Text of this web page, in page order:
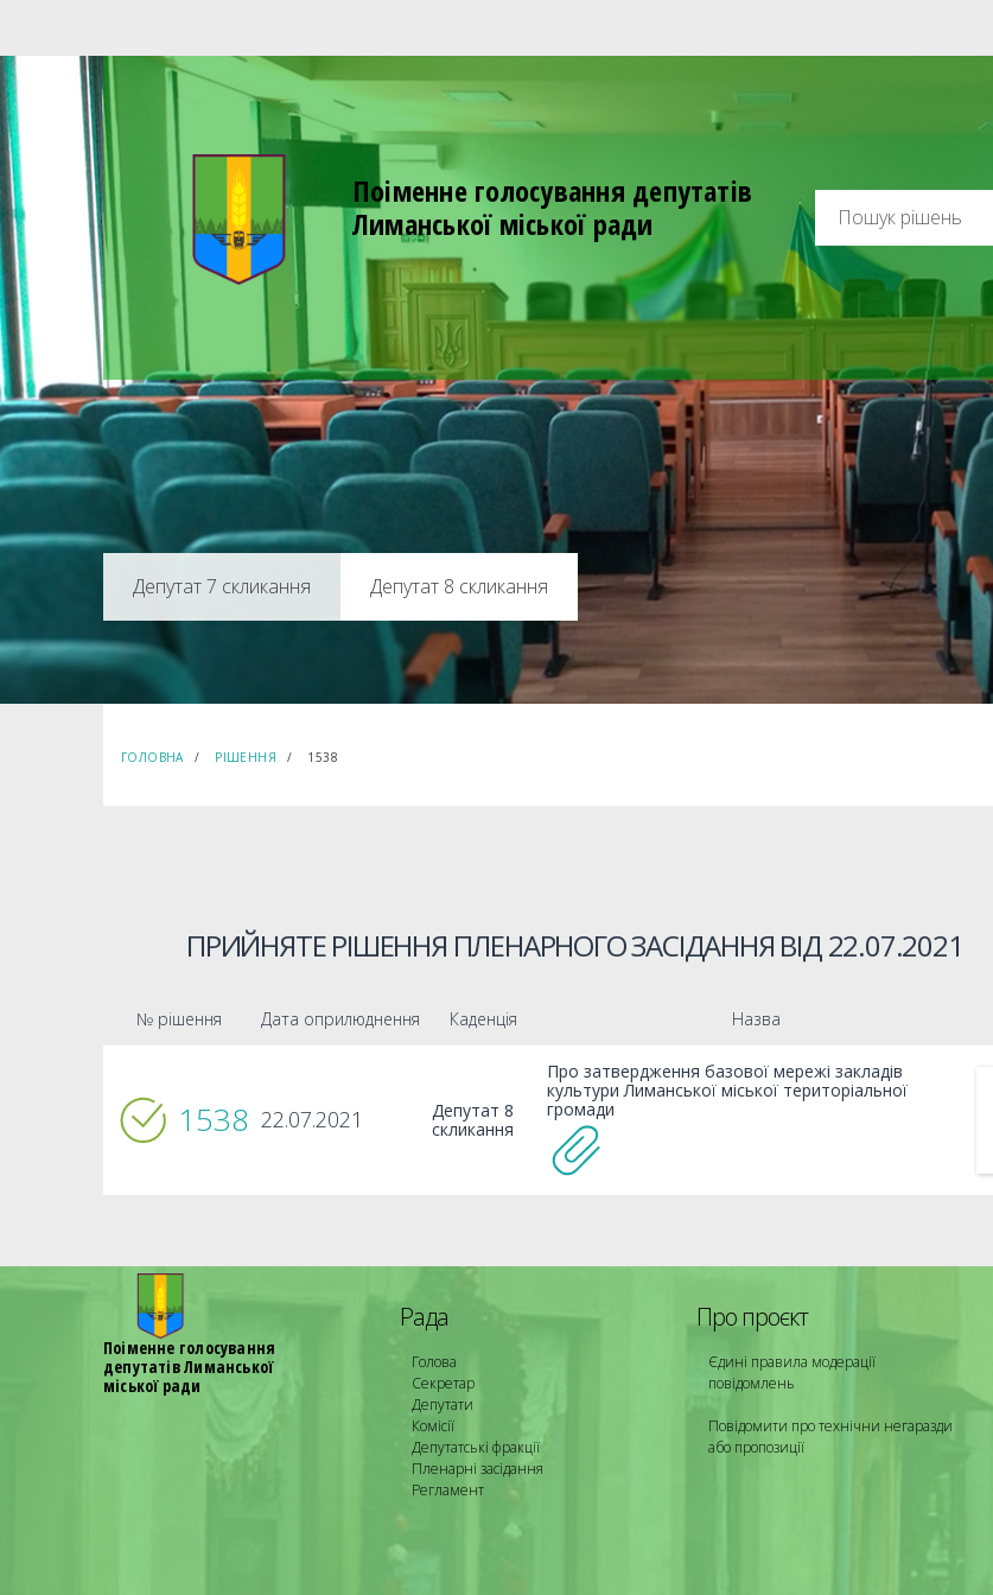
Поіменне голосування депутатів
Лиманської міської ради
Депутат 8 скликання
ГОЛОВНА РІШЕННЯ 1538
ПРИЙНЯТЕ РІШЕННЯ ПЛЕНАРНОГО ЗАСІДАННЯ ВІД22.07.2021
№ рішення Дата оприлюднення Каденція Назва
1538 22.07.2021
Депутат 8
скликання
Про затвердження базової мережі закладів
культури Лиманської міської територіальної
громади
Поіменне голосування
депутатів Лиманської
міської ради
Рада
Голова
Секретар
Депутати
Комісії
Депутатські фракції
Пленарні засідання
Регламент
Про проєкт
Єдині правила модерації
повідомлень
Повідомити про технічни негаразди
або пропозиції